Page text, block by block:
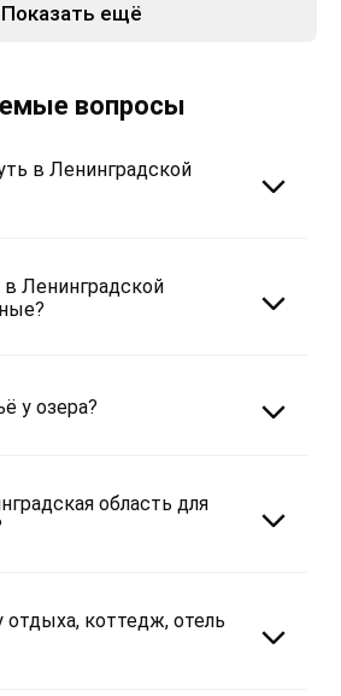
Показать ещё
вопросы
в Ленинградской
в Ленинградской
у озера?
область для
отдыха, коттедж, отель